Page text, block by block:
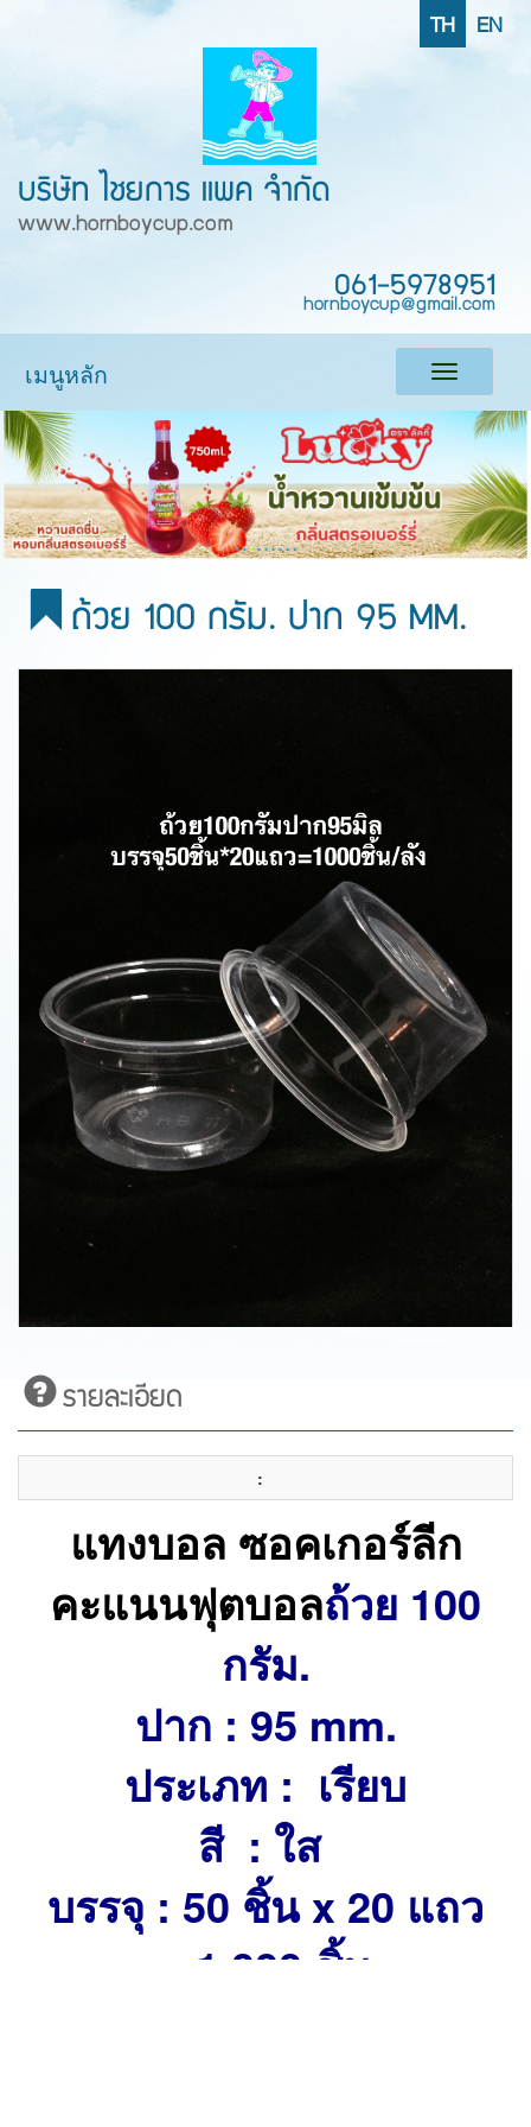
EN
TH
บริษัท ไชยการ แพค จำกัด
www.hornboycup.com
061-5978951
hornboycup@gmail.com
เมนูหลัก
ถ้วย 100 กรัม. ปาก 95 MM.
รายละเอียด
:
แทงบอล ซอคเกอร์ลีก
คะแนนฟุตบอลถ้วย 100
กรัม.
ปาก : 95 mm.
ประเภท : เรียบ
สี : ใส
บรรจุ : 50 ชิ้น x 20 แถว
= 1,000 ชิ้น